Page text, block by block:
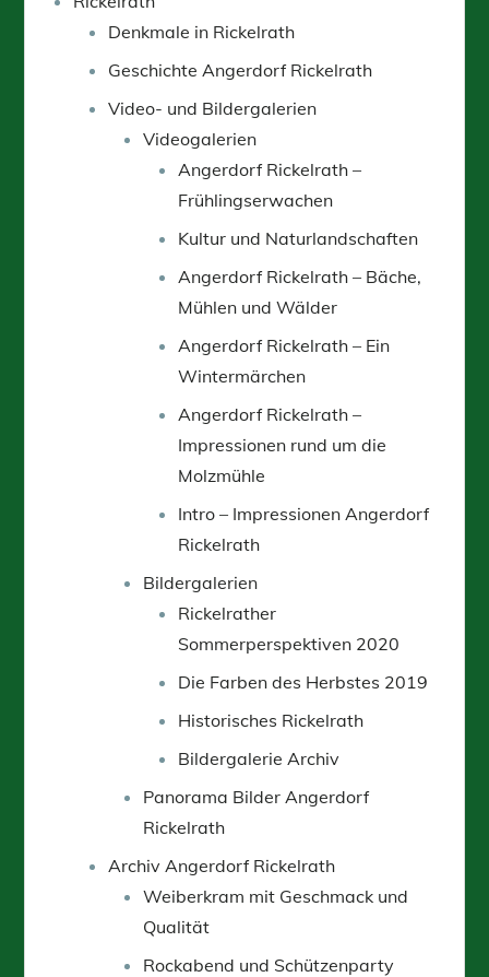
Denkmale in Rickelrath
Geschichte Angerdorf Rickelrath
Video- und Bildergalerien
Videogalerien
Angerdorf Rickelrath –
Frühlingserwachen
Kultur und Naturlandschaften
Angerdorf Rickelrath – Bäche,
Mühlen und Wälder
Angerdorf Rickelrath – Ein
Wintermärchen
Angerdorf Rickelrath –
Impressionen rund um die
Molzmühle
Intro – Impressionen Angerdorf
Rickelrath
Bildergalerien
Rickelrather
Sommerperspektiven 2020
Die Farben des Herbstes 2019
Historisches Rickelrath
Bildergalerie Archiv
Panorama Bilder Angerdorf
Rickelrath
Archiv Angerdorf Rickelrath
Weiberkram mit Geschmack und
Qualität
Rockabend und Schützenparty